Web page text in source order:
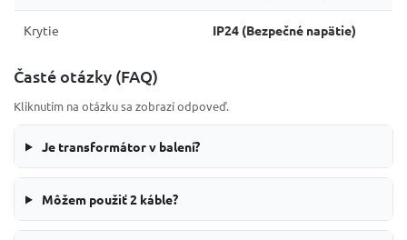
Krytie IP24 (Bezpečné napätie)
Časté otázky (FAQ)
Kliknutím na otázku sa zobrazí odpoveď.
Je transformátor v balení?
Môžem použiť 2 káble?